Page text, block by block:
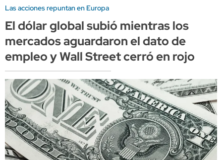
Las acciones repuntan en Europa
El dólar global subió mientras los
mercados aguardaron el dato de
empleo y Wall Street cerró en rojo